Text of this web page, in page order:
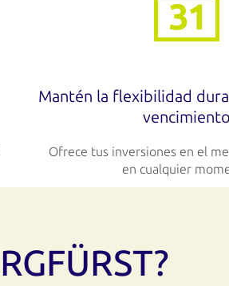
Mantén la flexibilidad
vencimiento
Ofrece tus inversiones en el
en cualquier